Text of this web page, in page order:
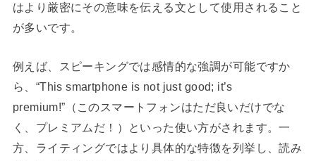
はより厳密にその意味を伝える文として使用されること
が多いです。
例えば、スピーキングでは感情的な強調が可能ですか
ら、“This smartphone is not just good; it’s
premium!”（このスマートフォンはただ良いだけでな
く、プレミアムだ！）といった使い方がされます。一
方、ライティングではより具体的な特徴を列挙し、読み